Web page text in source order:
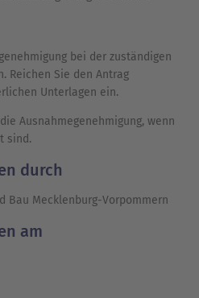
bei der zuständigen
Reichen Sie den Antrag
Unterlagen ein.
Ausnahmegenehmigung, wenn
sind.
durch
Bau Mecklenburg-Vorpommern
am